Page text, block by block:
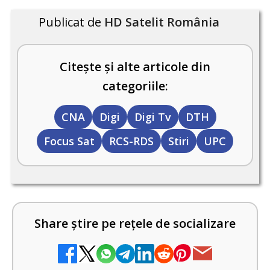
Publicat de HD Satelit România
Citește și alte articole din
categoriile:
CNA Digi Digi Tv
DTH
Focus Sat
RCS-RDS Stiri UPC
Share știre pe rețele de socializare